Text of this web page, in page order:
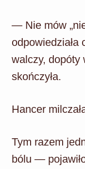
— Nie mów
walczy, dopóty
skończyła.
Hancer
Tym razem
bólu —